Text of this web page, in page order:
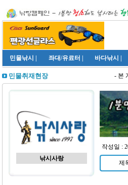
민물낚시 좌대/유료터 바다낚시
민물취재현장 - 본
낚시사랑
작성일 :
제